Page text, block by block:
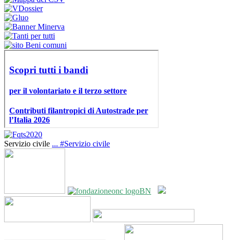
Servizio civile ... #Servizio civile